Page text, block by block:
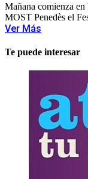
Mañana comienza
MOST Penedès el
Ver Más
Te puede interesar